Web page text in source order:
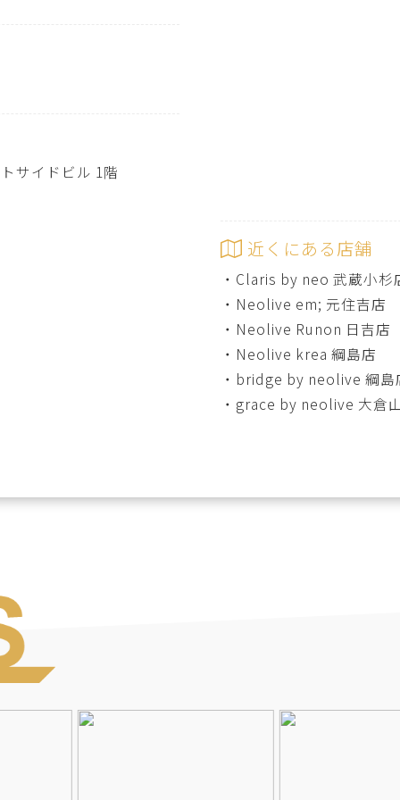
サイドビル 1階
近くにある店舗
・ Claris by neo 武蔵小杉
・ Neolive em; 元住吉店
・ Neolive Runon 日吉店
・ Neolive krea 綱島店
・ bridge by neolive 綱島
・ grace by neolive 大倉